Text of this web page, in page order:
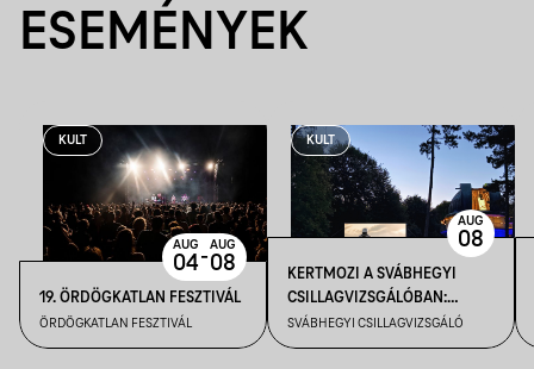
ESEMÉNYEK
KULT
19. ÖRDÖGKATLAN FESZTIVÁL
ÖRDÖGKATLAN FESZTIVÁL
AUG
04-AUG
08
KULT
KERTMOZI A SVÁBHEGYI
CSILLAGVIZSGÁLÓBAN:
INTERSTELLAR– 08.08.
SVÁBHEGYI CSILLAGVIZSGÁLÓ
AUG
08